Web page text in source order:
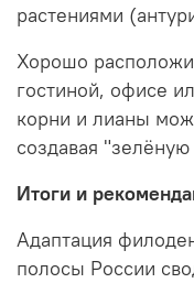
растениями
Хорошо
гостиной, офисе
корни и лианы
создавая
Итоги и
Адаптация
полосы России